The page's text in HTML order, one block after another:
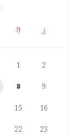
შ კ
1 2
8 9
15 16
22 23